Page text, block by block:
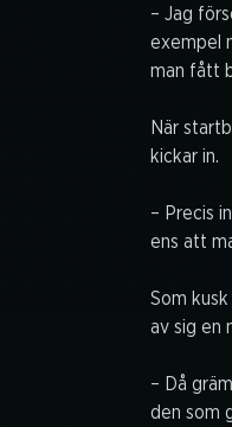
– Jag
exempel
man fått
När
kickar in.
– Precis
ens att
Som
av sig en
– Då
den som